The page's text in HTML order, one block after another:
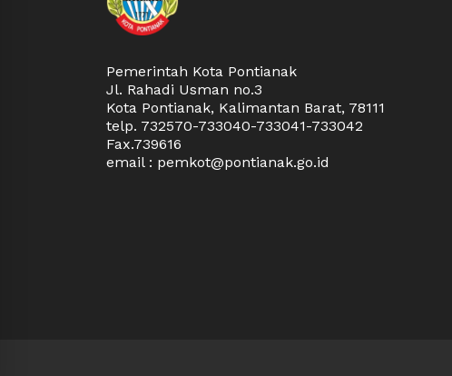
Pemerintah Kota Pontianak
Jl. Rahadi Usman no.3
Kota Pontianak, Kalimantan Barat, 78111
telp. 732570-733040-733041-733042
Fax.739616
email : pemkot@pontianak.go.id